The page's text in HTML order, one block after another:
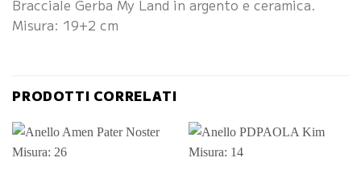
Bracciale Gerba My Land in argento e ceramica.
Misura: 19+2 cm
PRODOTTI CORRELATI